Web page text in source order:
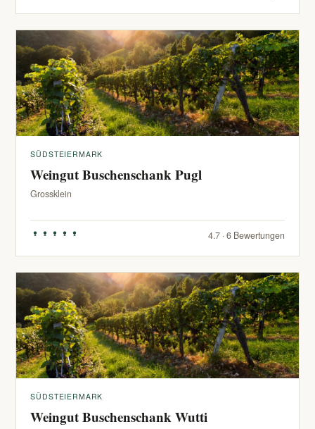
SÜDSTEIERMARK
Weingut Buschenschank Pugl
Grossklein
4.7 · 6 Bewertungen
SÜDSTEIERMARK
Weingut Buschenschank Wutti